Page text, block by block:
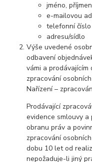
jméno,
e-mailovou
telefonní číslo
adresu/sídlo
Výše uvedené
odbavení
vámi a prodávajícím
zpracování
Nařízení –
Prodávající
evidence smlouvy
obranu práv a
zpracování
dobu 10 let od
nepožaduje-li jiný